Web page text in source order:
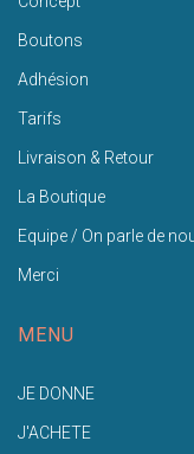
Boutons
Adhésion
Tarifs
Livraison & Retour
La Boutique
Equipe / On parle de
Merci
MENU
JE DONNE
J'ACHETE